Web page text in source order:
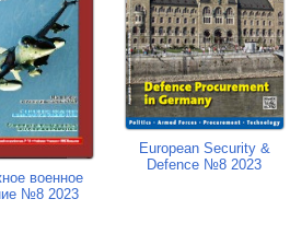
военное
№8 2023
European Security &
Defence №8 2023